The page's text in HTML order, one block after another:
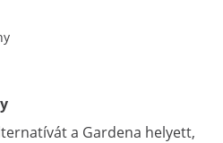
a Gardena helyett,